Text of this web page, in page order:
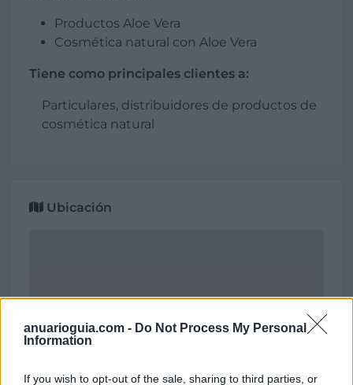
anuarioguia.com - Do Not Process My Personal
Information
If you wish to opt-out of the sale, sharing to third parties, or
Productos Aloe Vera
Cosmética natural con Aloe Vera
Tiene como principales clientes a:
Particulares, distribuidores de productos de
cosmética natural
Ubicación